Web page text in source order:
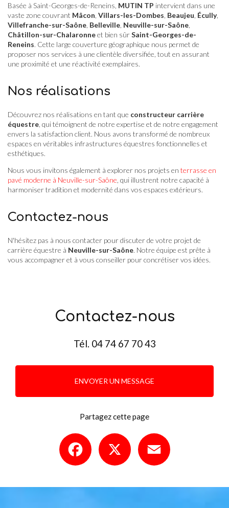
Basée à Saint-Georges-de-Reneins, MUTIN TP intervient dans une
vaste zone couvrant Mâcon Villars-les-Dombes Beaujeu Écully,
Villefranche-sur-Saône Belleville Neuville-sur-Saône
Châtillon-sur-Chalaronneet bien sûrSaint-Georges-de-
Reneins. Cette large couverture géographique nous permet de
proposer nos services à une clientèle diversifiée, tout en assurant
une proximité et une réactivité exemplaires.
Nos réalisations
Découvrez nos réalisations en tant que constructeur carrière
équestre , qui témoignent de notre expertise et de notre engagement
envers la satisfaction client. Nous avons transformé de nombreux
espaces en véritables infrastructures équestres fonctionnelles et
esthétiques.
Nous vous invitons également à explorer nos projets en terrasse en
pavé moderne à Neuville-sur-Saône , qui illustrent notre capacité à
harmoniser tradition et modernité dans vos espaces extérieurs.
Contactez-nous
N'hésitez pas à nous contacter pour discuter de votre projet de
carrière équestre à Neuville-sur-Saône. Notre équipe est prête à
vous accompagner et à vous conseiller pour concrétiser vos idées.
Contactez-nous
Tél. 04 74 67 70 43
ENVOYER UN MESSAGE
Partagez cette page
Facebook